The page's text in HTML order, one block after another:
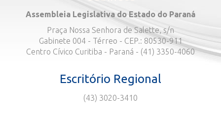
Assembleia Legislativa do Estado do Paraná
Praça Nossa Senhora de Salette, s/n
Gabinete 004 - Térreo - CEP.: 80530-911
Centro Cívico Curitiba - Paraná - (41) 3350-4060
Escritório Regional
(43) 3020-3410